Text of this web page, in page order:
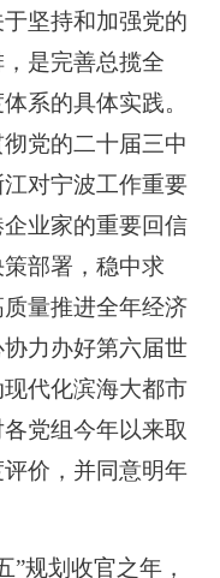
坚持和加强党的
是完善总揽全
系的具体实践。
党的二十届三中
对宁波工作重要
业家的重要回信
部署，稳中求
量推进全年经济
力办好第六届世
代化滨海大都市
党组今年以来取
价，并同意明年
”规划收官之年，